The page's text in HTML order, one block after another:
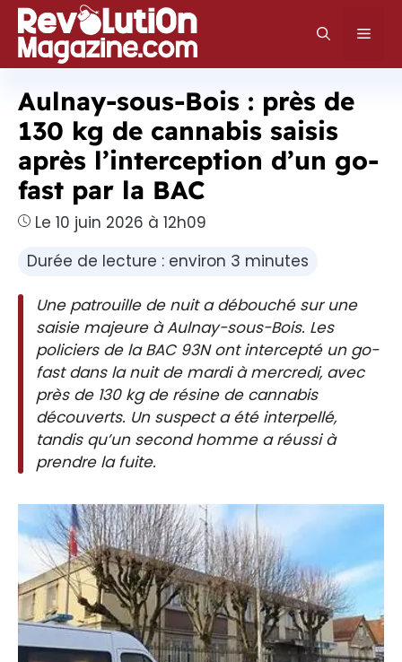
Aller
au
contenu
Aulnay-sous-Bois : près de
130 kg de cannabis saisis
après l’interception d’un go-
fast par la BAC
Le 10 juin 2026 à 12h09
Durée de lecture : environ 3 minutes
Une patrouille de nuit a débouché sur une
saisie majeure à Aulnay-sous-Bois. Les
policiers de la BAC 93N ont intercepté un go-
fast dans la nuit de mardi à mercredi, avec
près de 130 kg de résine de cannabis
découverts. Un suspect a été interpellé,
tandis qu’un second homme a réussi à
prendre la fuite.